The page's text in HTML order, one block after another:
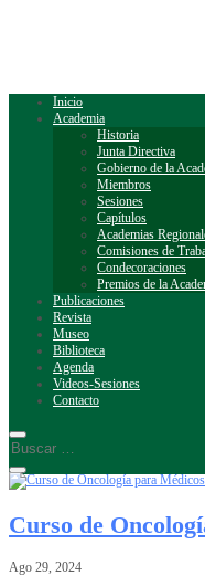
Inicio
Academia
Historia
Junta Directiva
Gobierno de la
Miembros
Sesiones
Capítulos
Academias
Comisiones de
Condecoraciones
Premios de la
Publicaciones
Revista
Museo
Biblioteca
Agenda
Videos-Sesiones
Contacto
Curso de
Ago 29, 2024